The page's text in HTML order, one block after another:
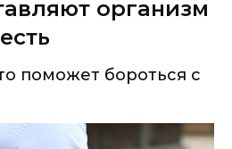
организм
поможет бороться с